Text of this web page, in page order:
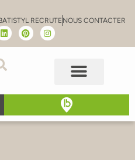
RECRUTE NOUS CONTACTER